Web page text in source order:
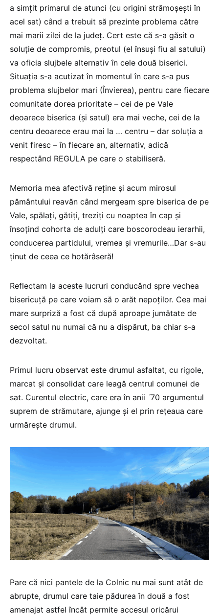
a simțit primarul de atunci (cu origini strămoșești în
acel sat) când a trebuit să prezinte problema către
mai marii zilei de la județ. Cert este că s-a găsit o
soluție de compromis, preotul (el însuși fiu al satului)
va oficia slujbele alternativ în cele două biserici.
Situația s-a acutizat în momentul în care s-a pus
problema slujbelor mari (Învierea), pentru care fiecare
comunitate dorea prioritate – cei de pe Vale
deoarece biserica (și satul) era mai veche, cei de la
centru deoarece erau mai la … centru – dar soluția a
venit firesc – în fiecare an, alternativ, adică
respectând REGULA pe care o stabiliseră.
Memoria mea afectivă reține și acum mirosul
pământului reavăn când mergeam spre biserica de pe
Vale, spălați, gătiți, treziți cu noaptea în cap și
însoțind cohorta de adulți care boscorodeau ierarhii,
conducerea partidului, vremea și vremurile…Dar s-au
ținut de ceea ce hotărâseră!
Reflectam la aceste lucruri conducând spre vechea
bisericuță pe care voiam să o arăt nepoților. Cea mai
mare surpriză a fost că după aproape jumătate de
secol satul nu numai că nu a dispărut, ba chiar s-a
dezvoltat.
Primul lucru observat este drumul asfaltat, cu rigole,
marcat și consolidat care leagă centrul comunei de
sat. Curentul electric, care era în anii ˊ70 argumentul
suprem de strămutare, ajunge și el prin rețeaua care
urmărește drumul.
Pare că nici pantele de la Colnic nu mai sunt atât de
abrupte, drumul care taie pădurea în două a fost
amenajat astfel încât permite accesul oricărui